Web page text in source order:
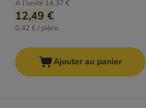
À l'unité 14,37 €
12,49 €
0,42 € / pièce
Ajouter au panier